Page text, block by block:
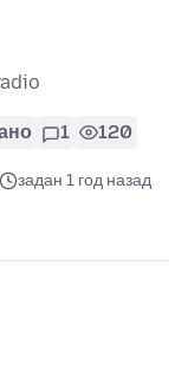
1 120
задан 1 год назад